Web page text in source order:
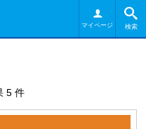
検索
マイページ
5 件